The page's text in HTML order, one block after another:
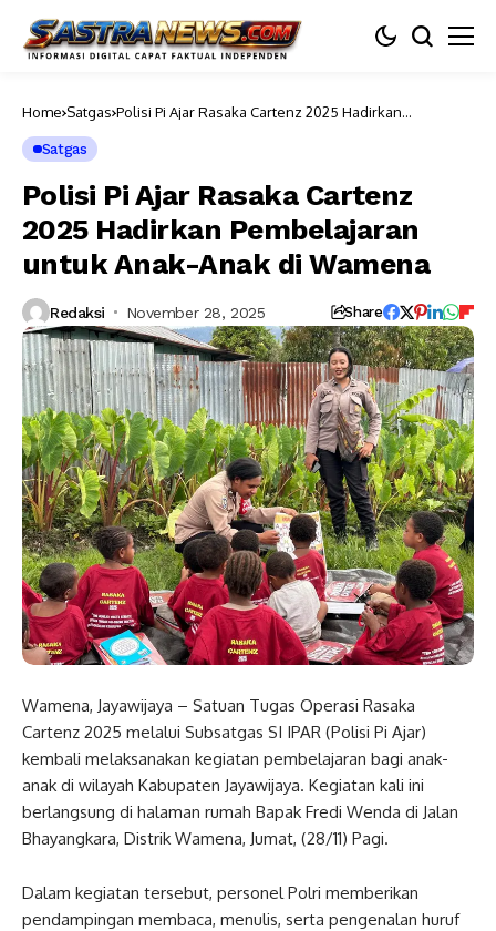
Home Satgas Polisi Pi Ajar Rasaka Cartenz 2025 Hadirkan
Satgas
Polisi Pi Ajar Rasaka Cartenz
2025 Hadirkan Pembelajaran
untuk Anak-Anak di Wamena
Redaksi November 28, 2025 Share
Wamena, Jayawijaya – Satuan Tugas Operasi Rasaka
Cartenz 2025 melalui Subsatgas SI IPAR (Polisi Pi Ajar)
kembali melaksanakan kegiatan pembelajaran bagi anak-
anak di wilayah Kabupaten Jayawijaya. Kegiatan kali ini
berlangsung di halaman rumah Bapak Fredi Wenda di Jalan
Bhayangkara, Distrik Wamena, Jumat, (28/11) Pagi.
Dalam kegiatan tersebut, personel Polri memberikan
pendampingan membaca, menulis, serta pengenalan huruf